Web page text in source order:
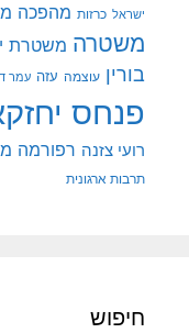
ישראל כרזות מהפכה
משטרה משטרת
בורין עוצמה עזה עמר
פנחס
רועי צזנה רפורמה
תרבות ארגונית
חיפוש